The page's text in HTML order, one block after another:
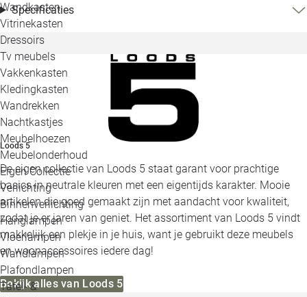
Wandkasten
Vitrinekasten
Dressoirs
Tv meubels
Vakkenkasten
Kledingkasten
Wandrekken
Nachtkastjes
Meubelhoezen
Meubelonderhoud
Eigen Collectie
Verlichting
Binnenverlichting
Hanglampen
Vloerlampen
Wandlampen
Plafondlampen
Tafel- &
Specificaties
Loods 5
De eigen collectie van Loods 5 staat garant voor prachtige
basics in neutrale kleuren met een eigentijds karakter. Mooie
artikelen die goed gemaakt zijn met aandacht voor kwaliteit,
zodat je er jaren van geniet. Het assortiment van Loods 5 vindt
makkelijk een plekje in je huis, want je gebruikt deze meubels
en woonaccessoires iedere dag!
Bekijk alles van Loods 5